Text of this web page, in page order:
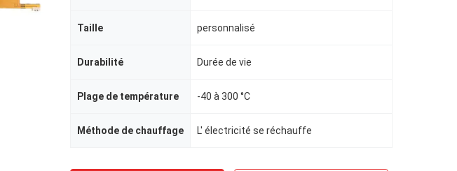
Taille personnalisé
Durabilité Durée de vie
Plage de température -40 à 300 °C
Méthode de chauffage L' électricité se réchauffe